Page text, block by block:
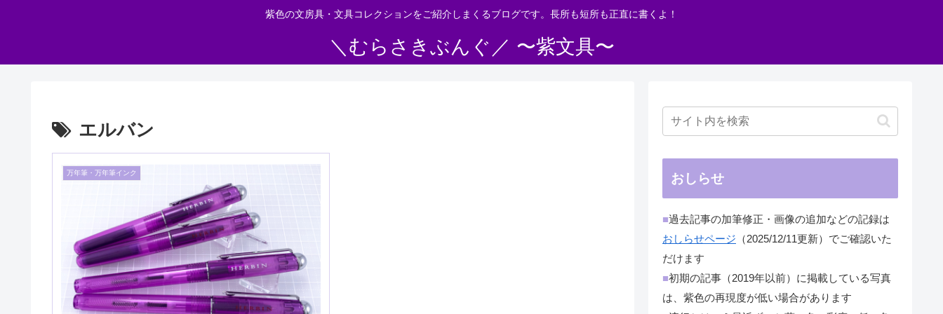
紫色の文房具・文具コレクションをご紹介しまくるブログです。長所も短所も正直に書くよ！
＼むらさきぶんぐ／ 〜紫文具〜
エルバン
万年筆・万年筆インク おしらせ
■過去記事の加筆修正・画像の追加などの記録は
おしらせページ （2025/12/11更新）でご確認いた
だけます
■初期の記事（2019年以前）に掲載している写真
は、紫色の再現度が低い場合があります